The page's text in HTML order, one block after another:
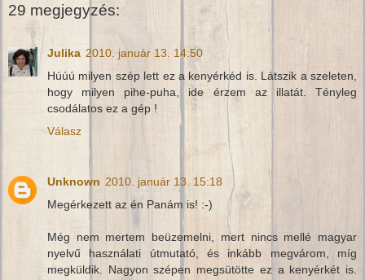
29 megjegyzés:
Julika 2010. január 13. 14:50
Húúú milyen szép lett ez a kenyérkéd is. Látszik a szeleten,
hogy milyen pihe-puha, ide érzem az illatát. Tényleg
csodálatos ez a gép !
Válasz
Unknown 2010. január 13. 15:18
Megérkezett az én Panám is! :-)
Még nem mertem beüzemelni, mert nincs mellé magyar
nyelvű használati útmutató, és inkább megvárom, míg
megküldik. Nagyon szépen megsütötte ez a kenyérkét is.